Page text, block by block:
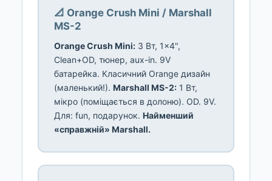
📐 Orange Crush Mini / Marshall
MS-2
Orange Crush Mini: 3 Вт, 1×4",
Clean+OD, тюнер, aux-in. 9V
батарейка. Класичний Orange дизайн
(маленький!). Marshall MS-2: 1 Вт,
мікро (поміщається в долоню). OD. 9V.
Для: fun, подарунок. Найменший
«справжній» Marshall.